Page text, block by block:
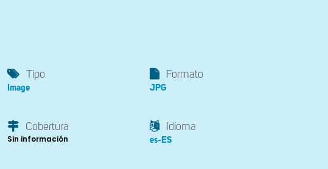
Tipo
Image
Formato
JPG
Cobertura
Sin información
Idioma
es-ES